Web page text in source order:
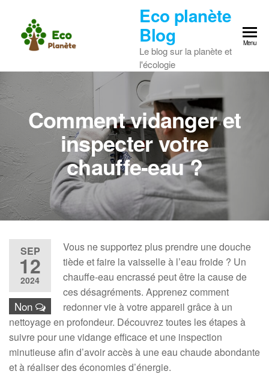
content
Eco planète
Blog
Le blog sur la planète et
l'écologie
Menu
Comment vidanger et
inspecter votre
chauffe-eau ?
SEP
12
2024
Non
Vous ne supportez plus prendre une douche
tiède et faire la vaisselle à l’eau froide ? Un
chauffe-eau encrassé peut être la cause de
ces désagréments. Apprenez comment
redonner vie à votre appareil grâce à un
nettoyage en profondeur. Découvrez toutes les étapes à
suivre pour une vidange efficace et une inspection
minutieuse afin d’avoir accès à une eau chaude abondante
et à réaliser des économies d’énergie.